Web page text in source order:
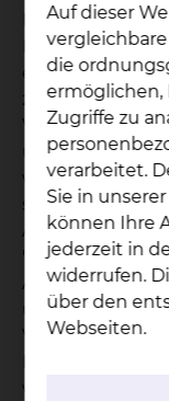
Die
Erbringung
einen ständigen
zwischen
Verhinderung
wird die
ständigen
Abschluss eines
Aufstellung aller
unseres
Verhinderung
wahlärztliche
Auf dieser
die
ermöglichen,
Zugriffe zu
verarbeitet.
Sie in
können Ihre
jederzeit in
widerrufen.
über den
Webseiten.